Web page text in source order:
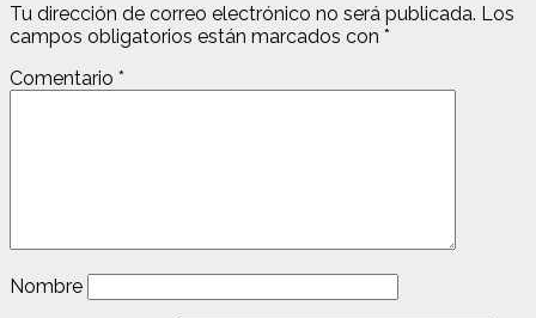
Tu dirección de correo electrónico no será publicada. Los
campos obligatorios están marcados con *
Comentario *
Nombre